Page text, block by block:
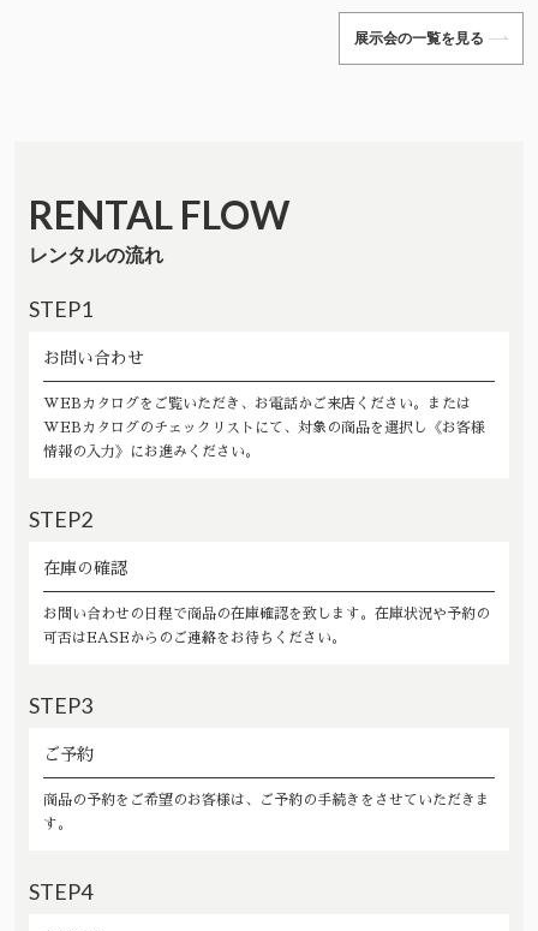
展示会の一覧を見る
RENTAL FLOW
レンタルの流れ
STEP1
お問い合わせ
WEBカタログをご覧いただき、お電話かご来店ください。または
WEBカタログのチェックリストにて、対象の商品を選択し《お客様
情報の入力》にお進みください。
STEP2
在庫の確認
お問い合わせの日程で商品の在庫確認を致します。在庫状況や予約の
可否はEASEからのご連絡をお待ちください。
STEP3
ご予約
商品の予約をご希望のお客様は、ご予約の手続きをさせていただきま
す。
STEP4